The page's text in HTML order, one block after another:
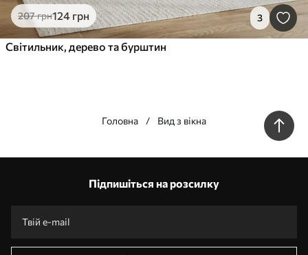
207грн124 грн 3
Світильник, дерево та бурштин
Головна Вид з вікна
Виготовлення за індивідуальними розмірами
Промокоди зі знижками до замовлення!
Підпишіться на розсилку